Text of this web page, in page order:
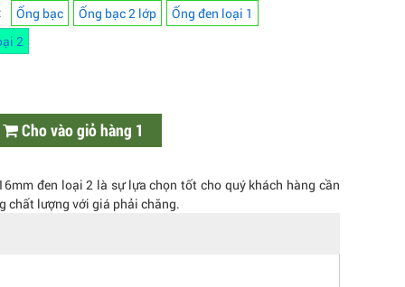
Ống bạc Ống bạc 2 lớp
Ống đen loại 1
2
Cho vào giỏ hàng 1
đen loại 2 là sự lựa chọn tốt cho quý khách hàng cần
chất lượng với giá phải chăng.